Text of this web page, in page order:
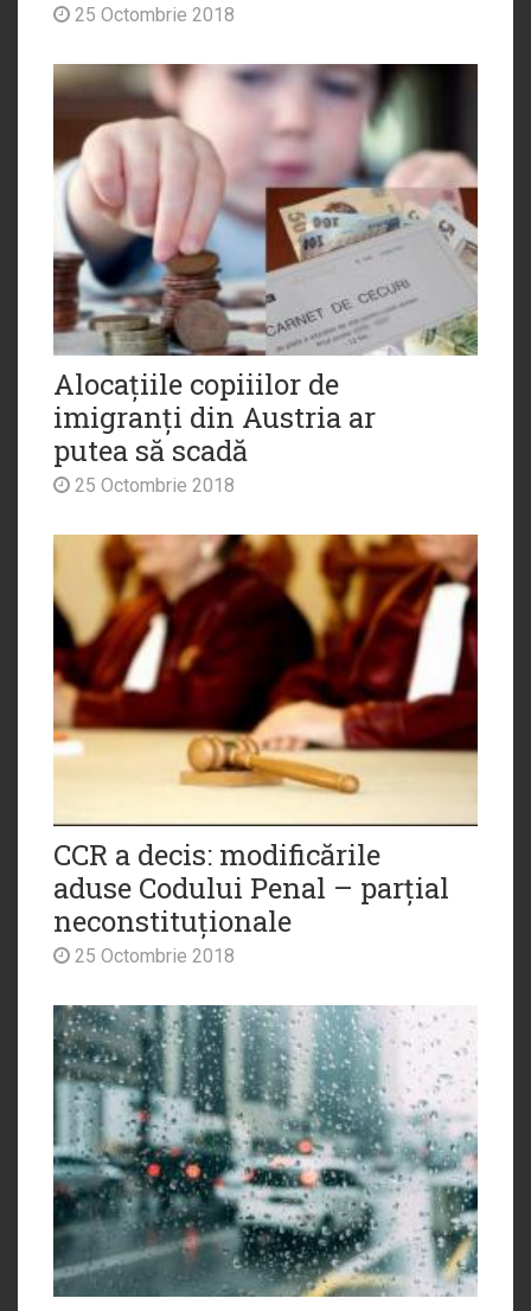
25 Octombrie 2018
Alocațiile copiiilor de
imigranți din Austria ar
putea să scadă
25 Octombrie 2018
CCR a decis: modificările
aduse Codului Penal – parțial
neconstituționale
25 Octombrie 2018